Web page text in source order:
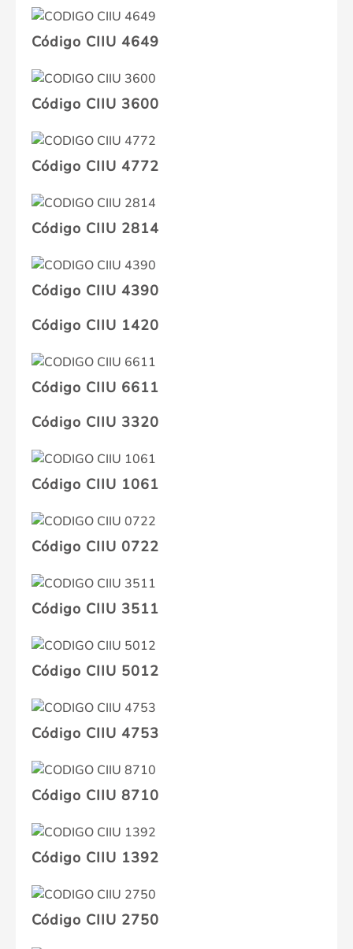
Código CIIU 4649
Código CIIU 3600
Código CIIU 4772
Código CIIU 2814
Código CIIU 4390
Código CIIU 1420
Código CIIU 6611
Código CIIU 3320
Código CIIU 1061
Código CIIU 0722
Código CIIU 3511
Código CIIU 5012
Código CIIU 4753
Código CIIU 8710
Código CIIU 1392
Código CIIU 2750